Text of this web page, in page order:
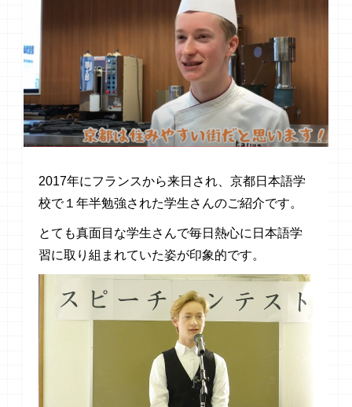
2017年にフランスから来日され、京都日本語学
校で１年半勉強された学生さんのご紹介です。
とても真面目な学生さんで毎日熱心に日本語学
習に取り組まれていた姿が印象的です。